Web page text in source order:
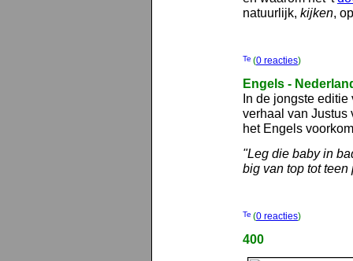
natuurlijk, kijken,
(0 reacties)
Engels -
In de jongste
verhaal van Justus
het Engels
"Leg die baby in
big van top tot teen
(0 reacties)
400